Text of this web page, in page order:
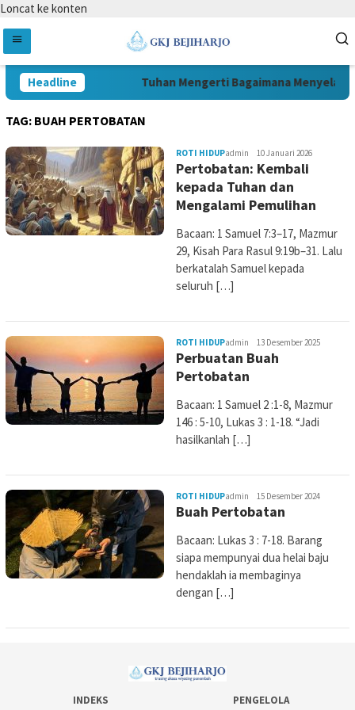
Loncat ke konten
Headline Tuhan Mengerti Bagaimana
TAG: BUAH PERTOBATAN
ROTI HIDUPadmin 10 Januari 2026
Pertobatan: Kembali
kepada Tuhan dan
Mengalami Pemulihan
Bacaan: 1 Samuel 7:3–17, Mazmur
29, Kisah Para Rasul 9:19b–31. Lalu
berkatalah Samuel kepada
seluruh […]
ROTI HIDUPadmin 13 Desember 2025
Perbuatan Buah
Pertobatan
Bacaan: 1 Samuel 2 :1-8, Mazmur
146 : 5-10, Lukas 3 : 1-18. “Jadi
hasilkanlah […]
ROTI HIDUPadmin 15 Desember 2024
Buah Pertobatan
Bacaan: Lukas 3 : 7-18. Barang
siapa mempunyai dua helai baju
hendaklah ia membaginya
dengan […]
INDEKS PENGELOLA